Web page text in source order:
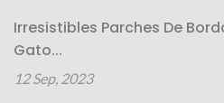
Irresistibles Parches De
Gato...
12 Sep, 2023